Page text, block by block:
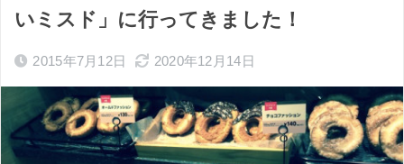
いミスド」に行ってきました！
2015年7月12日 2020年12月14日